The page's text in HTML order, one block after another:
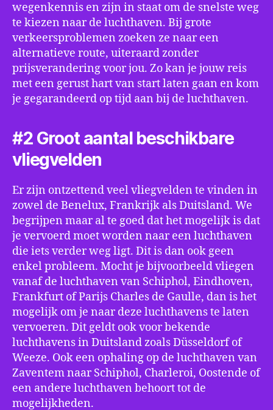
wegenkennis en zijn in staat om de snelste weg
te kiezen naar de luchthaven. Bij grote
verkeersproblemen zoeken ze naar een
alternatieve route, uiteraard zonder
prijsverandering voor jou. Zo kan je jouw reis
met een gerust hart van start laten gaan en kom
je gegarandeerd op tijd aan bij de luchthaven.
#2 Groot aantal beschikbare
vliegvelden
Er zijn ontzettend veel vliegvelden te vinden in
zowel de Benelux, Frankrijk als Duitsland. We
begrijpen maar al te goed dat het mogelijk is dat
je vervoerd moet worden naar een luchthaven
die iets verder weg ligt. Dit is dan ook geen
enkel probleem. Mocht je bijvoorbeeld vliegen
vanaf de luchthaven van Schiphol, Eindhoven,
Frankfurt of Parijs Charles de Gaulle, dan is het
mogelijk om je naar deze luchthavens te laten
vervoeren. Dit geldt ook voor bekende
luchthavens in Duitsland zoals Düsseldorf of
Weeze. Ook een ophaling op de luchthaven van
Zaventem naar Schiphol, Charleroi, Oostende of
een andere luchthaven behoort tot de
mogelijkheden.